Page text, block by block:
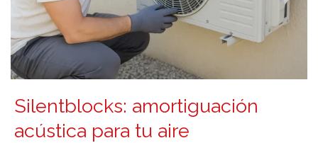
Silentblocks: amortiguación
acústica para tu aire